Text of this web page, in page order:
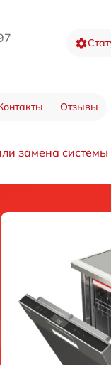
Отзывы
замена